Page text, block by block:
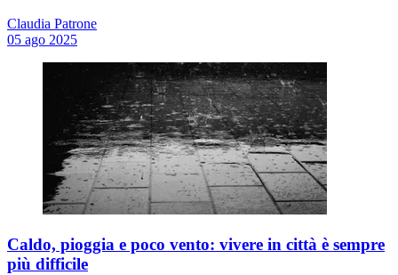
Claudia Patrone
05 ago 2025
Caldo, pioggia e poco vento: vivere in città è sempre
più difficile